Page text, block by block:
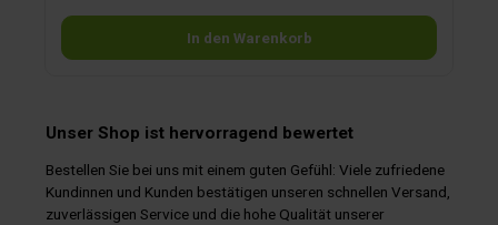
In den Warenkorb
Unser Shop ist hervorragend bewertet
Bestellen Sie bei uns mit einem guten Gefühl: Viele zufriedene
Kundinnen und Kunden bestätigen unseren schnellen Versand,
zuverlässigen Service und die hohe Qualität unserer